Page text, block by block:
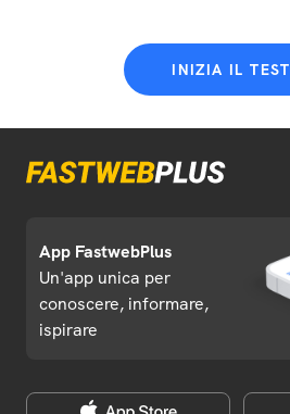
INIZIA IL TEST
App FastwebPlus
Un'app unica per
conoscere, informare,
ispirare